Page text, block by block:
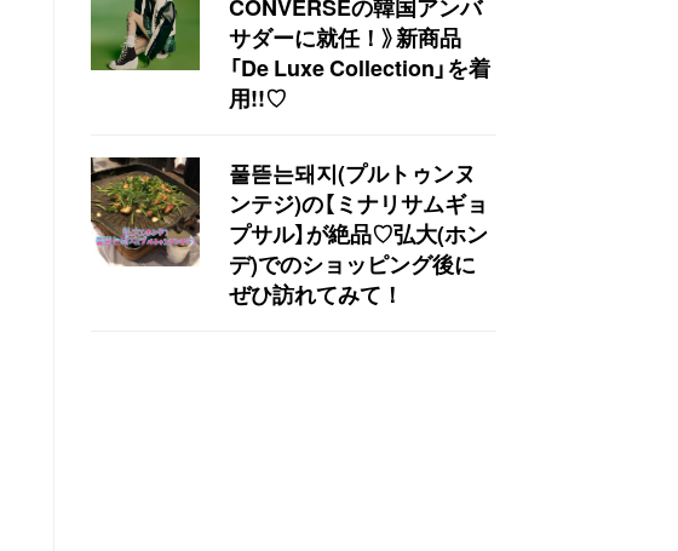
CONVERSEの韓国アンバ
サダーに就任！》新商品
「De Luxe Collection」を着
用!!♡
풀뜯는돼지(プルトゥンヌ
ンテジ)の【ミナリサムギョ
プサル】が絶品♡弘大(ホン
デ)でのショッピング後に
ぜひ訪れてみて！